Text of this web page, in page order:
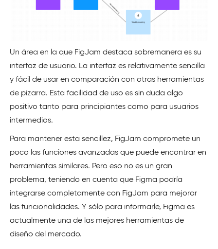
Un área en la que FigJam destaca sobremanera es su
interfaz de usuario. La interfaz es relativamente sencilla
y fácil de usar en comparación con otras herramientas
de pizarra. Esta facilidad de uso es sin duda algo
positivo tanto para principiantes como para usuarios
intermedios.
Para mantener esta sencillez, FigJam compromete un
poco las funciones avanzadas que puede encontrar en
herramientas similares. Pero eso no es un gran
problema, teniendo en cuenta que Figma podría
integrarse completamente con FigJam para mejorar
las funcionalidades. Y sólo para informarle, Figma es
actualmente una de las mejores herramientas de
diseño del mercado.